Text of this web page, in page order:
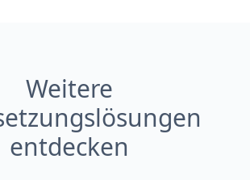
Weitere
entdecken